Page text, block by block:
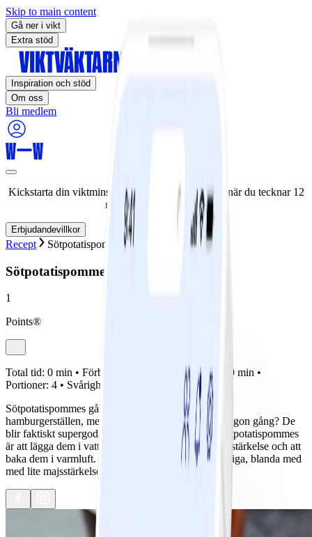
Skip to main content
Gå ner i vikt
Extra stöd
Inspiration och stöd
Om oss
Bli medlem
Kickstarta din viktminskningsresa nu! Spara 50% när du tecknar 12
månaders medlemskap.
Erbjudandevillkor
Recept Sötpotatispommes
Sötpotatispommes
1
Points®
Total tid: 0 min • Förberedelse: Tillagning:
0 min •
Portioner: 4 • Svårighetsgrad:
Sötpotatispommes går numera att finna på de flesta
hamburgerställen, men har du testat att göra egna någon gång? De
blir faktiskt supergoda. Hemligheten för krispiga sötpotatispommes
är att lägga dem i vatten en stund innan för att få ur stärkelse och att
baka dem i varmluft. Och vill du ha dem extra krispiga, blanda med
med lite majsstärkelse innan du kör in dem i ugnen.